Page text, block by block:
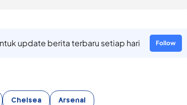
update berita terbaru setiap hari Follow
Chelsea Arsenal